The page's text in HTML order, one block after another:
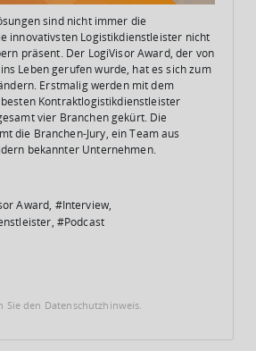
sind nicht immer die
innovativsten Logistikdienstleister nicht
präsent. Der LogiVisor Award, der von
Leben gerufen wurde, hat es sich zum
Erstmalig werden mit dem
Kontraktlogistikdienstleister
vier Branchen gekürt. Die
die Branchen-Jury, ein Team aus
bekannter Unternehmen.
Award
Interview
Podcast
Sie den Datenschutzhinweis.